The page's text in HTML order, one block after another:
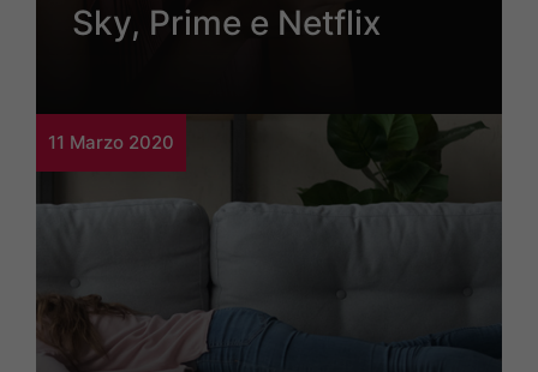
Sky, Prime e Netflix
11 Marzo 2020